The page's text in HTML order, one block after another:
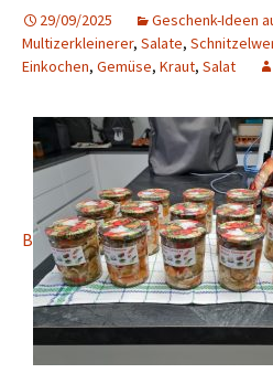
29/09/2025 Geschenk-Ideen
Multizerkleinerer, Salate,
Einkochen, Gemüse, Kraut, Salat
B